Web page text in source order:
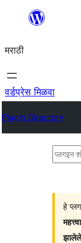
सामुग्रीवर
मराठी
वर्डप्रेस मिळवा
Plugin Directory
प्लगइन
हे
झालेले